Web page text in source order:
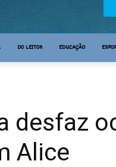
DO LEITOR EDUCAÇÃO
desfaz
Alice